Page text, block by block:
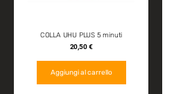
COLLA UHU PLUS 5 minuti
20,50€
Aggiungi al carrello